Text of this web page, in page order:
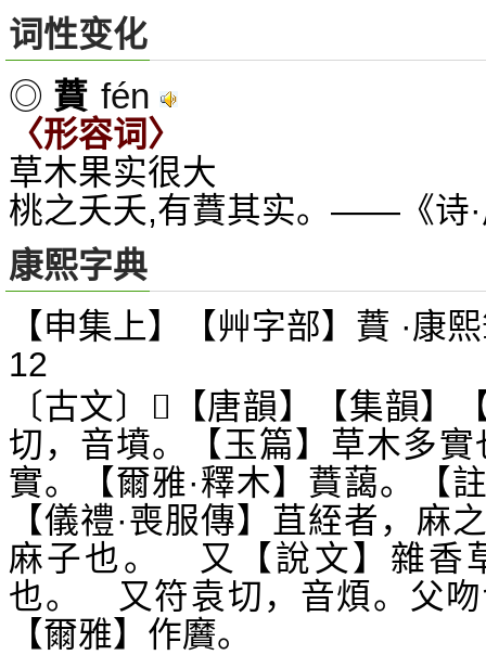
词性变化
◎ 蕡 fén
〈形容词〉
草木果实很大
桃之夭夭,有蕡其实。——《诗·
康熙字典
【申集上】【艸字部】蕡 ·康
12
〔古文〕
𦶁
【唐韻】【集韻】
切，音墳。【玉篇】草木多
實。【爾雅·釋木】蕡藹。【
【儀禮·喪服傳】苴絰者，麻
麻子也。 又【說文】雜香
也。 又符袁切，音煩。父
【爾雅】作黂。